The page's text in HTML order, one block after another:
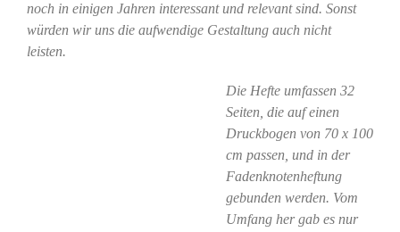
noch in einigen Jahren interessant und relevant sind. Sonst
würden wir uns die aufwendige Gestaltung auch nicht
leisten.
Die Hefte umfassen 32
Seiten, die auf einen
Druckbogen von 70 x 100
cm passen, und in der
Fadenknotenheftung
gebunden werden. Vom
Umfang her gab es nur